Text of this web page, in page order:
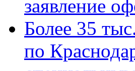
заявление
Более 35
по